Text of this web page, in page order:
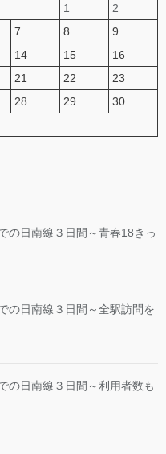
1
2
7 8
9
14 15
16
21 22
23
28 29
30
の日南線３日間～青春18きっ
の日南線３日間～全駅訪問を
の日南線３日間～利用者数も